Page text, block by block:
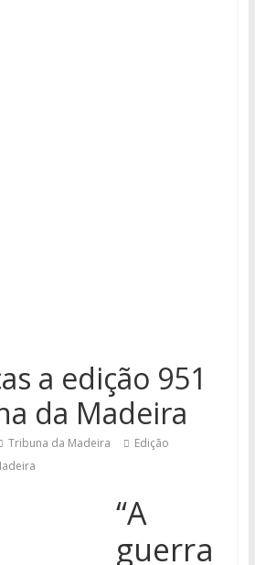
a edição 951
da Madeira
Tribuna da Madeira
Edição
“A
guerra